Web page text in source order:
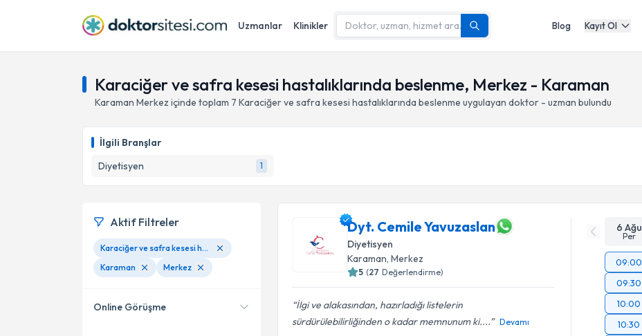
Uzmanlar Klinikler Blog Kayıt Ol
Karaciğer ve safra kesesi hastalıklarında beslenme, Merkez - Karaman
Karaman Merkez içinde toplam 7 Karaciğer ve safra kesesi hastalıklarında beslenme uygulayan doktor - uzman bulundu
İlgili Branşlar
Diyetisyen
1
Dyt. Cemile Yavuzaslan
Diyetisyen
Karaman, Merkez
5 (27 Değerlendirme)
İlgi ve alakasından, hazırladığı listelerin
sürdürülebilirliğinden o kadar memnunum ki....
Devamı
6 Ağu
Per
09:00
09:30
10:00
10:30
Aktif Filtreler
Karaciğer ve safra kesesi hastalıklarında beslenme
Karaman
Merkez
Online Görüşme